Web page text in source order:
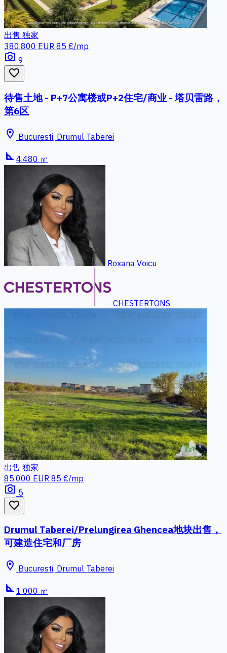
出售 独家
380.800 EUR 85 €/mp
photo_camera 9
favorite_border
待售土地 - P+7公寓楼或P+2住宅/商业 - 塔贝雷路，
第6区
location_on Bucuresti, Drumul Taberei
square_foot 4.480 ㎡
Roxana Voicu
CHESTERTONS
出售 独家
85.000 EUR 85 €/mp
photo_camera 5
favorite_border
Drumul Taberei/Prelungirea Ghencea地块出售，
可建造住宅和厂房
location_on Bucuresti, Drumul Taberei
square_foot 1.000 ㎡